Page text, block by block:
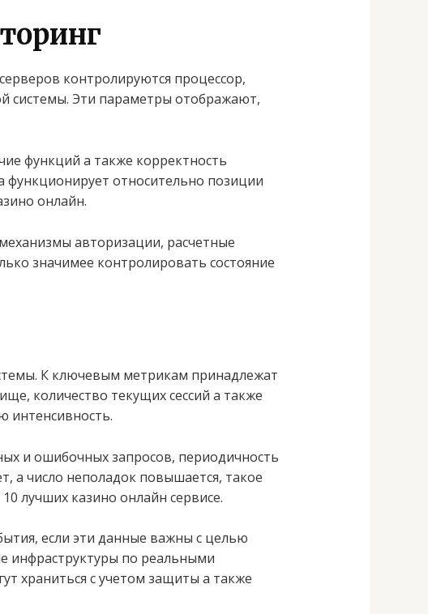
контролируются процессор,
системы. Эти параметры отображают,
функций а также корректность
функционирует относительно позиции
онлайн.
авторизации, расчетные
значимее контролировать состояние
К ключевым метрикам принадлежат
количество текущих сессий а также
интенсивность.
и ошибочных запросов, периодичность
а число неполадок повышается, такое
лучших казино онлайн сервисе.
если эти данные важны с целью
инфраструктуры по реальными
храниться с учетом защиты а также